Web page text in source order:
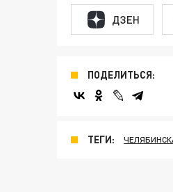
ДЗЕН
ПОДЕЛИТЬСЯ:
ТЕГИ: